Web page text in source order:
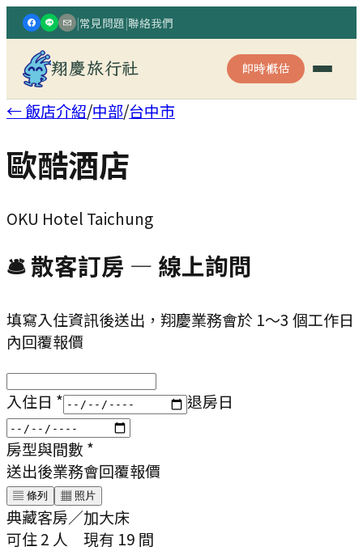
|常見問題|聯絡我們
翔慶旅行社 即時概估
← 飯店介紹/中部/台中市
歐酷酒店
OKU Hotel Taichung
🛎 散客訂房 — 線上詢問
填寫入住資訊後送出，翔慶業務會於 1～3 個工作日
內回覆報價
入住日 * 退房日
房型與間數 *
送出後業務會回覆報價
▤ 條列 ▦ 照片
典藏客房／加大床
可住2 人 現有 19 間